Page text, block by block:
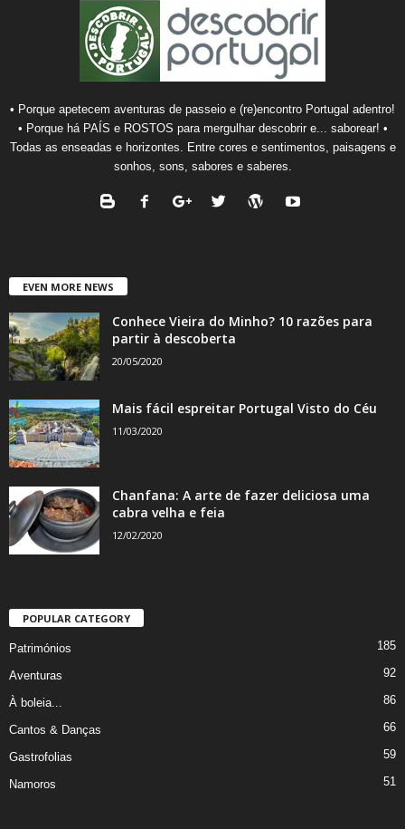
• Porque apetecem aventuras de passeio e (re)encontro Portugal adentro!
• Porque há PAÍS e ROSTOS para mergulhar descobrir e... saborear! •
Todas as enseadas e horizontes. Entre cores e sentimentos, paisagens e
sonhos, sons, sabores e saberes.
EVEN MORE NEWS
Conhece Vieira do Minho? 10 razões para
partir à descoberta
20/05/2020
Mais fácil espreitar Portugal Visto do Céu
11/03/2020
Chanfana: A arte de fazer deliciosa uma
cabra velha e feia
12/02/2020
POPULAR CATEGORY
Patrimónios 185
Aventuras 92
À boleia... 86
Cantos & Danças 66
Gastrofolias 59
Namoros 51